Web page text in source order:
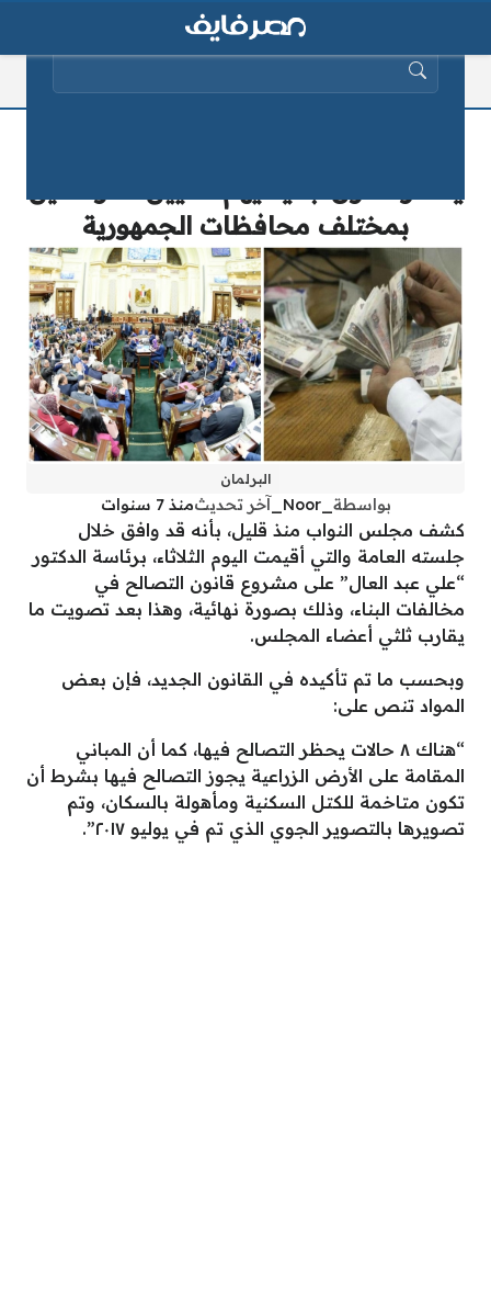
بمختلف محافظات الجمهورية
البرلمان
بواسطة _Noor_ آخر تحديثمنذ 7 سنوات
كشف مجلس النواب منذ قليل، بأنه قد وافق خلال
جلسته العامة والتي أقيمت اليوم الثلاثاء، برئاسة الدكتور
“علي عبد العال” على مشروع قانون التصالح في
مخالفات البناء، وذلك بصورة نهائية، وهذا بعد تصويت ما
يقارب ثلثي أعضاء المجلس.
وبحسب ما تم تأكيده في القانون الجديد، فإن بعض
المواد تنص على:
“هناك ٨ حالات يحظر التصالح فيها، كما أن المباني
المقامة على الأرض الزراعية يجوز التصالح فيها بشرط أن
تكون متاخمة للكتل السكنية ومأهولة بالسكان، وتم
تصويرها بالتصوير الجوي الذي تم في يوليو ٢٠١٧”.
البحث عن: